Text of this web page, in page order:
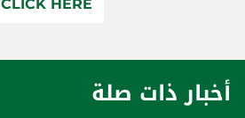
CLICK HERE
أخبار ذات صلة